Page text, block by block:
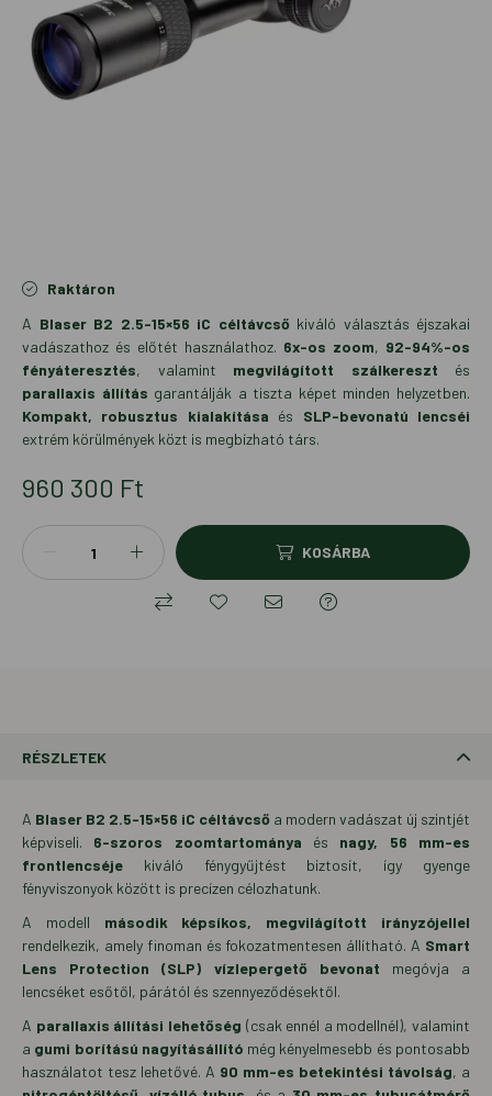
Raktáron
A Blaser B2 2.5-15×56 iC céltávcsőkiváló választás éjszakai
vadászathoz és előtét használathoz. 6x-os zoom, 92-94%-os
fényáteresztés, valamint megvilágított szálkereszt és
parallaxis állítás garantálják a tiszta képet minden helyzetben.
Kompakt, robusztus kialakítása és SLP-bevonatú lencséi
extrém körülmények közt is megbízható társ.
960 300 Ft
KOSÁRBA
RÉSZLETEK
A Blaser B2 2.5-15×56 iC céltávcső a modern vadászat új szintjét
képviseli. 6-szoros zoomtartománya és nagy, 56 mm-es
frontlencséje kiváló fénygyűjtést biztosít, így gyenge
fényviszonyok között is precízen célozhatunk.
A modell második képsíkos, megvilágított irányzójellel
rendelkezik, amely finoman és fokozatmentesen állítható. A Smart
Lens Protection (SLP) vízlepergető bevonat megóvja a
lencséket esőtől, párától és szennyeződésektől.
A parallaxis állítási lehetőség (csak ennél a modellnél), valamint
a gumi borítású nagyításállító még kényelmesebb és pontosabb
használatot tesz lehetővé. A 90 mm-es betekintési távolság, a